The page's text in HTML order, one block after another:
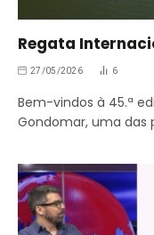
Regata
27/05/2026 6
Bem-vindos à 45.ª
Gondomar, uma das